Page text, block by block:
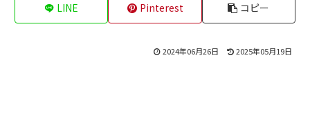
LINE Pinterest コピー
2024年06月26日 2025年05月19日